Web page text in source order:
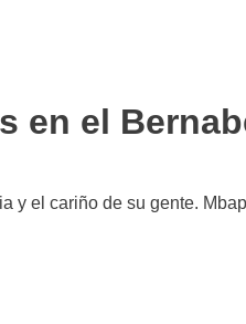
en el
y el cariño de su gente.